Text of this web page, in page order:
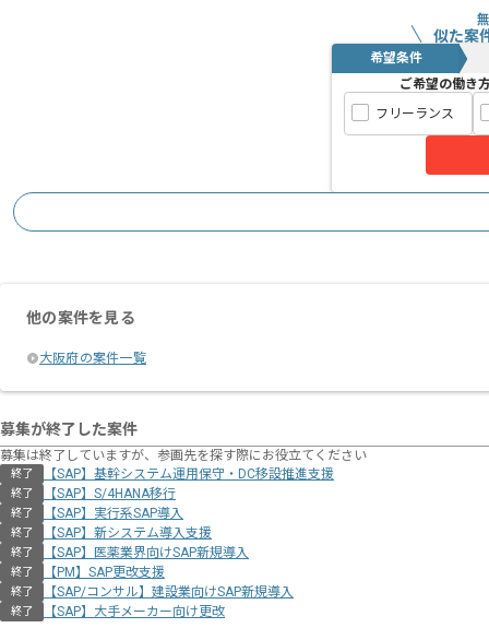
似た案
希望条件
ご希望の働き
フリーランス
他の案件を見る
大阪府の案件一覧
募集が終了した案件
募集は終了していますが、参画先を探す際にお役立てください
終了 【SAP】基幹システム運用保守・DC移設推進支援
終了 【SAP】S/4HANA移行
終了 【SAP】実行系SAP導入
終了 【SAP】新システム導入支援
終了 【SAP】医薬業界向けSAP新規導入
終了 【PM】SAP更改支援
終了 【SAP/コンサル】建設業向けSAP新規導入
終了
【SAP】大手メーカー向け更改